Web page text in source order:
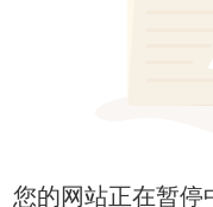
您的网站正在暂停